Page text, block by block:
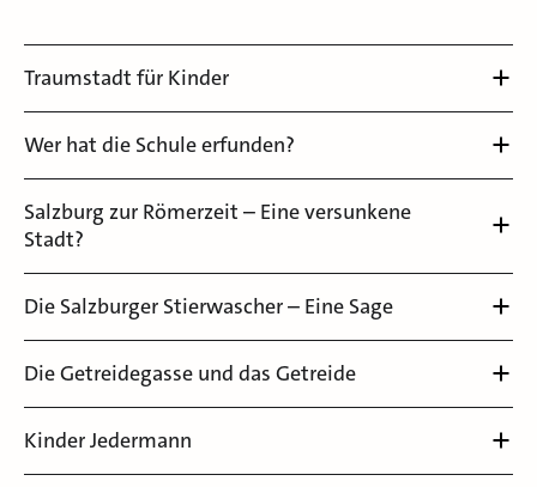
Traumstadt für Kinder
Wer hat die Schule erfunden?
Salzburg zur Römerzeit – Eine versunkene
Stadt?
Die Salzburger Stierwascher – Eine Sage
Die Getreidegasse und das Getreide
Kinder Jedermann